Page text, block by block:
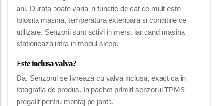
ani. Durata poate varia in functie de cat de mult este
folosita masina, temperatura exterioara si conditiile de
utilizare. Senzorii sunt activi in mers, iar cand masina
stationeaza intra in modul sleep.
Este inclusa valva?
Da. Senzorul se livreaza cu valva inclusa, exact ca in
fotografia de produs. In pachet primiti senzorul TPMS
pregatit pentru montaj pe janta.